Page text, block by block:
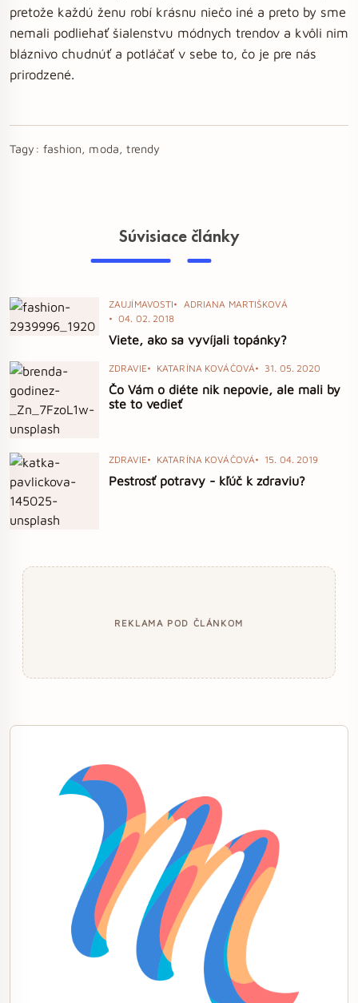
pretože každú ženu robí krásnu niečo iné a preto by sme
nemali podliehať šialenstvu módnych trendov a kvôli nim
bláznivo chudnúť a potláčať v sebe to, čo je pre nás
prirodzené.
Tagy: fashion, moda, trendy
Súvisiace články
ZAUJÍMAVOSTI
ADRIANA MARTIŠKOVÁ
04. 02. 2018
Viete, ako sa vyvíjali topánky?
ZDRAVIE KATARÍNA KOVÁČOVÁ 31. 05. 2020
Čo Vám o diéte nik nepovie, ale mali by
ste to vedieť
ZDRAVIE KATARÍNA KOVÁČOVÁ 15. 04. 2019
Pestrosť potravy - kľúč k zdraviu?
REKLAMA POD ČLÁNKOM